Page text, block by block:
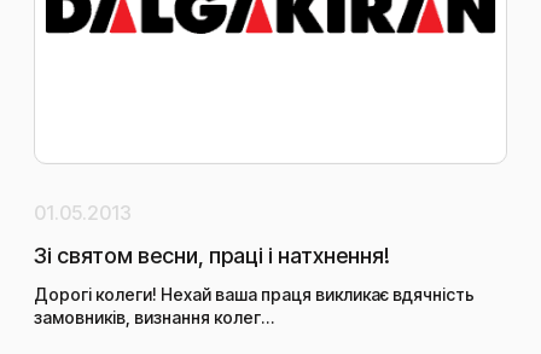
01.05.2013
Зі святом весни, праці і натхнення!
Дорогі колеги! Нехай ваша праця викликає вдячність
замовників, визнання колег…